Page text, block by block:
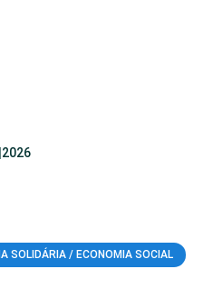
SOLIDÁRIA / ECONOMIA SOCIAL